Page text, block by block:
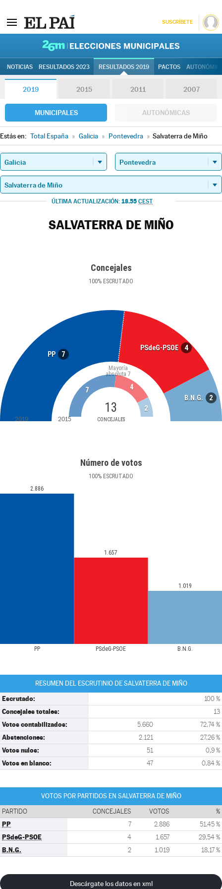
SUSCRÍBETE
NOTICIAS RESULTADOS 2023 RESULTADOS 2019 PACTOS
2019 2015 2011 2007
MUNICIPALES AUTONÓMICAS
Estás en: Total España » Galicia » Pontevedra » Salvaterra de Miño
ÚLTIMA ACTUALIZACIÓN: 18.55 CEST
SALVATERRA DE MIÑO
Concejales
100% ESCRUTADO
PP 7
PSdeG-PSOE 4
B.N.G. 2
13
CONCEJALES
Mayoría
absoluta 7
7 4
2
2019 2015
Número de votos
100% ESCRUTADO
PP PSdeG-PSOE B.N.G.
2.886
1.657
1.019
RESUMEN DEL ESCRUTINIO DE SALVATERRA DE MIÑO
Escrutado: 100 %
Concejales totales: 13
Votos contabilizados: 5.660 72,74 %
Abstenciones: 2.121 27,26 %
Votos nulos: 51 0,9 %
Votos en blanco: 47 0,84 %
VOTOS POR PARTIDOS EN SALVATERRA DE MIÑO
PARTIDO CONCEJALES VOTOS %
PP 7 2.886 51,45 %
PSdeG-PSOE 4 1.657 29,54 %
B.N.G. 2 1.019 18,17 %
Descárgate los datos en xml